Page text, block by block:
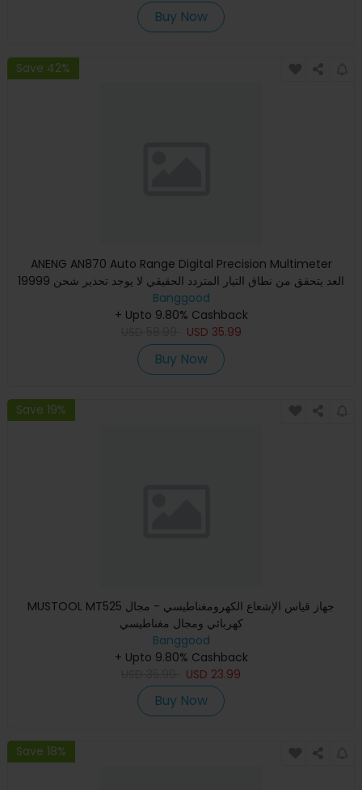
Buy Now
Save 42%
ANENG AN870 Auto Range Digital Precision Multimeter
19999 العد يتحقق من نطاق التيار المتردد الحقيقي لا يوجد تحذير شحن
NC
Banggood
+ Upto 9.80% Cashback
USD 35.99
Buy Now
Save 19%
MUSTOOL MT525 جهاز قياس الإشعاع الكهرومغناطيسي - مجال
كهربائي ومجال مغناطيسي
Banggood
+ Upto 9.80% Cashback
USD 23.99
Buy Now
Save 18%